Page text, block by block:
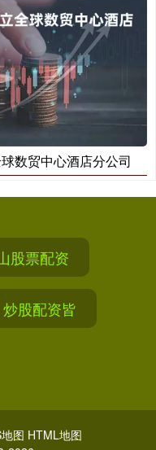
数贸中心酒店分公司
股票配资
炒股配资皆
图 HTML地图